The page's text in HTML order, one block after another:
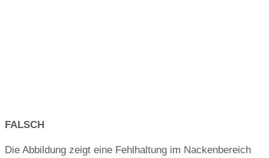
FALSCH
Die Abbildung zeigt eine Fehlhaltung im Nackenbereich